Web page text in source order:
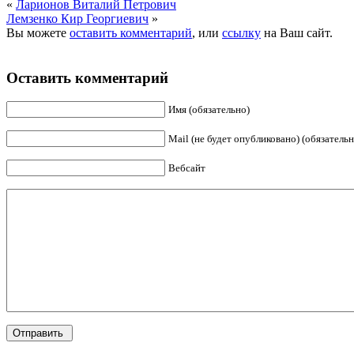
« Ларионов Виталий Петрович
Лемзенко Кир Георгиевич »
Вы можете оставить комментарий, или ссылку на Ваш сайт.
Оставить комментарий
Имя (обязательно)
Mail (не будет опубликовано)
Вебсайт